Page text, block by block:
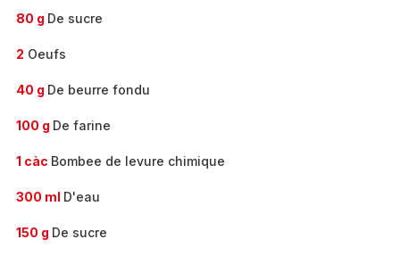
80 g De sucre
2 Oeufs
40 g De beurre fondu
100 g De farine
1 càc Bombee de levure chimique
300 ml D'eau
150 g De sucre